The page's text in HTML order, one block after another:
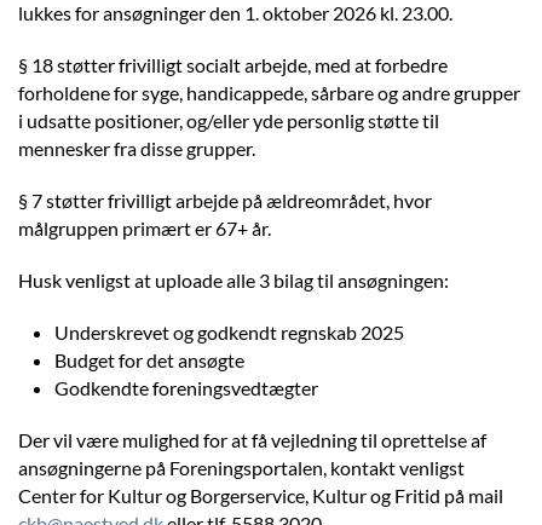
lukkes for ansøgninger den 1. oktober 2026 kl. 23.00.
§ 18 støtter frivilligt socialt arbejde, med at forbedre
forholdene for syge, handicappede, sårbare og andre grupper
i udsatte positioner, og/eller yde personlig støtte til
mennesker fra disse grupper.
§ 7 støtter frivilligt arbejde på ældreområdet, hvor
målgruppen primært er 67+ år.
Husk venligst at uploade alle 3 bilag til ansøgningen:
Underskrevet og godkendt regnskab 2025
Budget for det ansøgte
Godkendte foreningsvedtægter
Der vil være mulighed for at få vejledning til oprettelse af
ansøgningerne på Foreningsportalen, kontakt venligst
Center for Kultur og Borgerservice, Kultur og Fritid på mail